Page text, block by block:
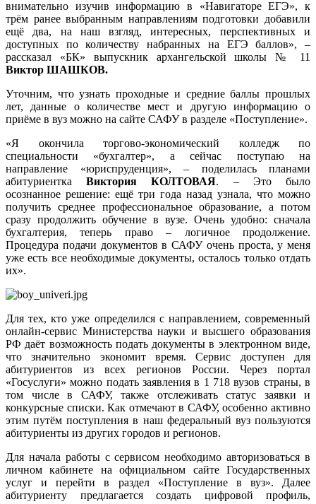
внимательно изучив информацию в «Навигаторе ЕГЭ», к
трём ранее выбранным направлениям подготовки добавили
ещё два, на наш взгляд, интересных, перспективных и
доступных по количеству набранных на ЕГЭ баллов», –
рассказал «БК» выпускник архангельской школы № 11
Виктор ШАШКОВ.
Уточним, что узнать проходные и средние баллы прошлых
лет, данные о количестве мест и другую информацию о
приёме в вуз можно на сайте САФУ в разделе «Поступление».
«Я окончила торгово-экономический колледж по
специальности «бухгалтер», а сейчас поступаю на
направление «юриспруденция», – поделилась планами
абитуриенткаВиктория КОЛТОВАЯ. – Это было
осознанное решение: ещё три года назад узнала, что можно
получить среднее профессиональное образование, а потом
сразу продолжить обучение в вузе. Очень удобно: сначала
бухгалтерия, теперь право – логичное продолжение.
Процедура подачи документов в САФУ очень проста, у меня
уже есть все необходимые документы, осталось только отдать
их».
Для тех, кто уже определился с направлением, современный
онлайн-сервис Министерства науки и высшего образования
РФ даёт возможность подать документы в электронном виде,
что значительно экономит время. Сервис доступен для
абитуриентов из всех регионов России. Через портал
«Госуслуги» можно подать заявления в 1 718 вузов страны, в
том числе в САФУ, также отслеживать статус заявки и
конкурсные списки. Как отмечают в САФУ, особенно активно
этим путём поступления в наш федеральный вуз пользуются
абитуриенты из других городов и регионов.
Для начала работы с сервисом необходимо авторизоваться в
личном кабинете на официальном сайте Государственных
услуг и перейти в раздел «Поступление в вуз». Далее
абитуриенту предлагается создать цифровой профиль,